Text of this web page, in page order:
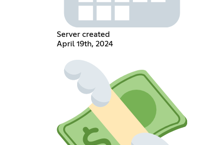
Server created
April 19th, 2024